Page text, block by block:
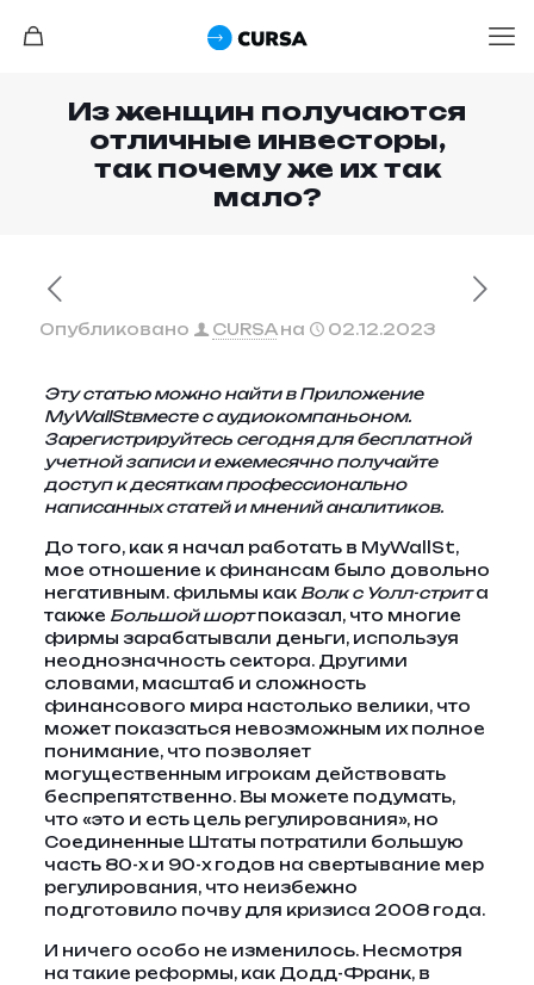
Из женщин получаются
отличные инвесторы,
так почему же их так
мало?
Опубликовано CURSA на 02.12.2023
Эту статью можно найти вПриложение
MyWallStвместе с аудиокомпаньоном.
Зарегистрируйтесь сегодня для бесплатной
учетной записии ежемесячно получайте
доступ к десяткам профессионально
написанных статей и мнений аналитиков.
До того, как я начал работать в MyWallSt,
мое отношение к финансам было довольно
негативным. фильмы как Волк с Уолл-стрита
также Большой шортпоказал, что многие
фирмы зарабатывали деньги, используя
неоднозначность сектора. Другими
словами, масштаб и сложность
финансового мира настолько велики, что
может показаться невозможным их полное
понимание, что позволяет
могущественным игрокам действовать
беспрепятственно. Вы можете подумать,
что «это и есть цель регулирования», но
Соединенные Штаты потратили большую
часть 80-х и 90-х годов на свертывание мер
регулирования, что неизбежно
подготовило почву для кризиса 2008 года.
И ничего особо не изменилось. Несмотря
на такие реформы, как Додд-Франк, в